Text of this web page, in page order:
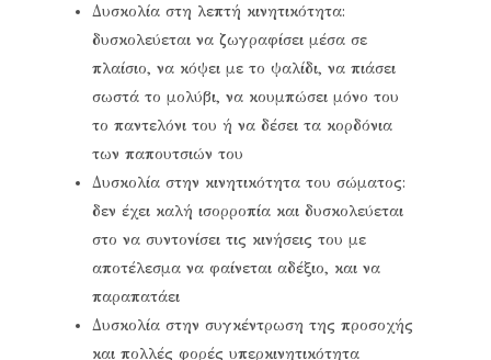
Δυσκολία στη λεπτή κινητικότητα:
δυσκολεύεται να ζωγραφίσει μέσα σε
πλαίσιο, να κόψει με το ψαλίδι, να πιάσει
σωστά το μολύβι, να κουμπώσει μόνο του
το παντελόνι του ή να δέσει τα κορδόνια
των παπουτσιών του
Δυσκολία στην κινητικότητα του σώματος:
δεν έχει καλή ισορροπία και δυσκολεύεται
στο να συντονίσει τις κινήσεις του με
αποτέλεσμα να φαίνεται αδέξιο, και να
παραπατάει
Δυσκολία στην συγκέντρωση της προσοχής
και πολλές φορές υπερκινητικότητα